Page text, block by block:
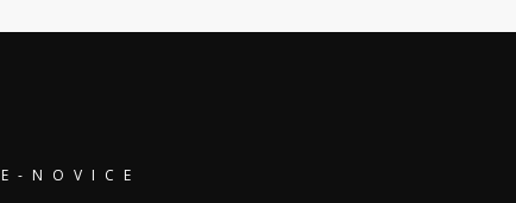
E-NOVICE